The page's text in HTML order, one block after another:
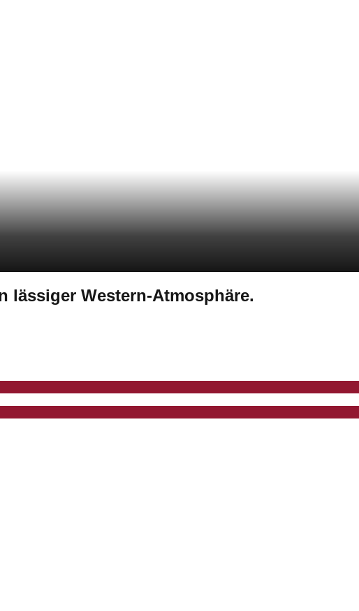
lässiger Western-Atmosphäre.